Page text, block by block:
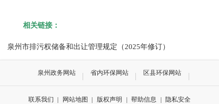
相关链接：
泉州市排污权储备和出让管理规定（2025年修订）
泉州政务网站 省内环保网站 区县环保网站
联系我们 | 网站地图 | 版权声明 | 帮助信息 | 隐私安全